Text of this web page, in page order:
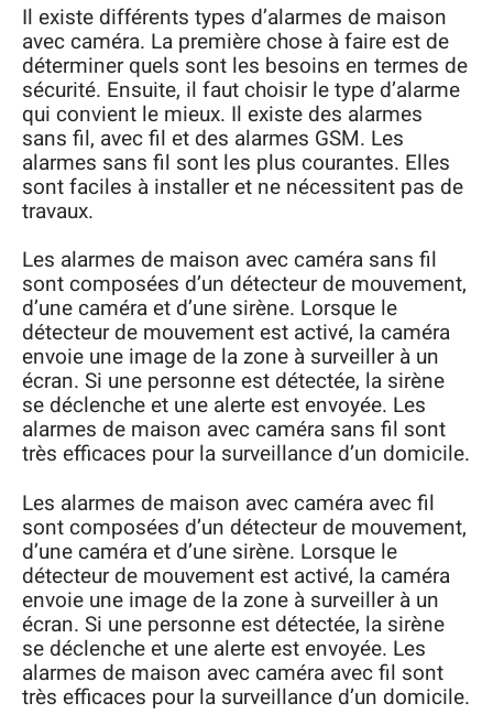
Il existe différents types d’alarmes de maison
avec caméra. La première chose à faire est de
déterminer quels sont les besoins en termes de
sécurité. Ensuite, il faut choisir le type d’alarme
qui convient le mieux. Il existe des alarmes
sans fil, avec fil et des alarmes GSM. Les
alarmes sans fil sont les plus courantes. Elles
sont faciles à installer et ne nécessitent pas de
travaux.
Les alarmes de maison avec caméra sans fil
sont composées d’un détecteur de mouvement,
d’une caméra et d’une sirène. Lorsque le
détecteur de mouvement est activé, la caméra
envoie une image de la zone à surveiller à un
écran. Si une personne est détectée, la sirène
se déclenche et une alerte est envoyée. Les
alarmes de maison avec caméra sans fil sont
très efficaces pour la surveillance d’un domicile.
Les alarmes de maison avec caméra avec fil
sont composées d’un détecteur de mouvement,
d’une caméra et d’une sirène. Lorsque le
détecteur de mouvement est activé, la caméra
envoie une image de la zone à surveiller à un
écran. Si une personne est détectée, la sirène
se déclenche et une alerte est envoyée. Les
alarmes de maison avec caméra avec fil sont
très efficaces pour la surveillance d’un domicile.